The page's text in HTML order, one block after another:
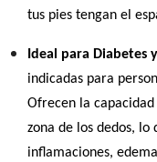
tus pies tengan el
Ideal para Diabetes
indicadas para
Ofrecen la
zona de los dedos, lo
inflamaciones,